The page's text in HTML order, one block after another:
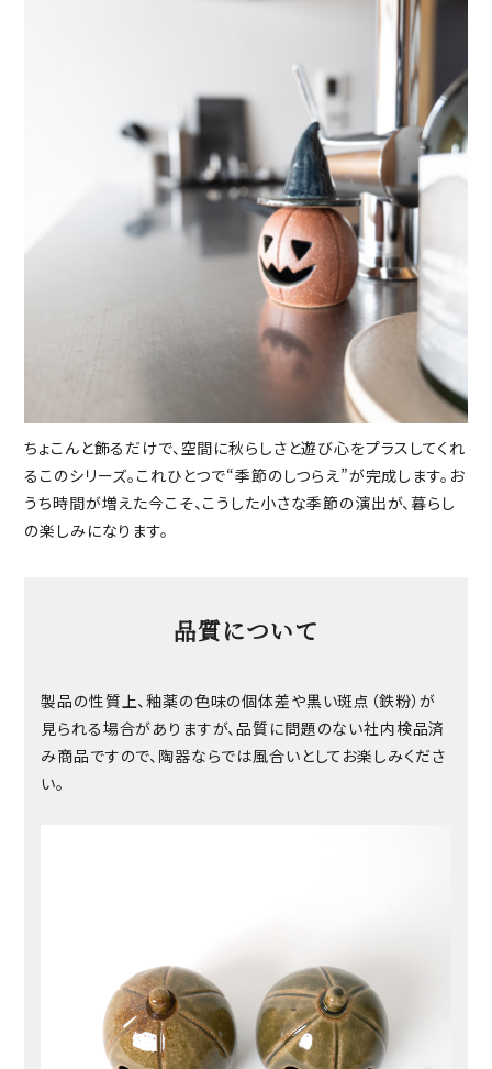
ちょこんと飾るだけで、空間に秋らしさと遊び心をプラスしてくれ
るこのシリーズ。これひとつで“季節のしつらえ”が完成します。お
うち時間が増えた今こそ、こうした小さな季節の演出が、暮らし
の楽しみになります。
品質について
製品の性質上、釉薬の色味の個体差や黒い斑点（鉄粉）が
見られる場合がありますが、品質に問題のない社内検品済
み商品ですので、陶器ならでは風合いとしてお楽しみくださ
い。